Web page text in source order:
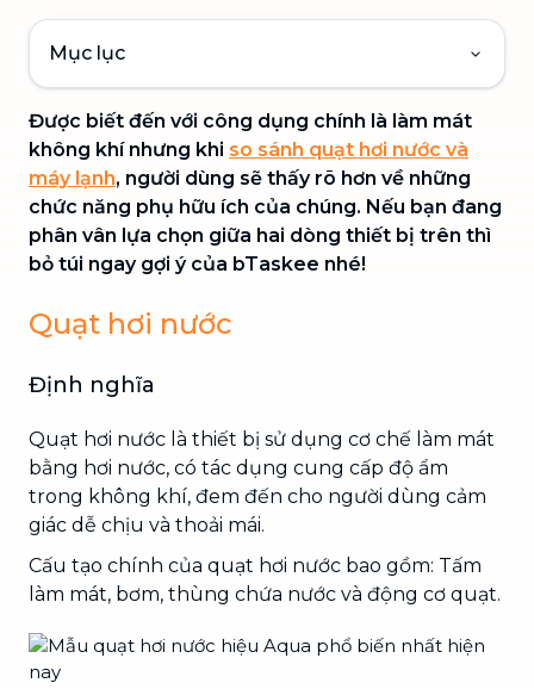
Mục lục
Được biết đến với công dụng chính là làm mát
không khí nhưng khi so sánh quạt hơi nước và
máy lạnh, người dùng sẽ thấy rõ hơn về những
chức năng phụ hữu ích của chúng. Nếu bạn đang
phân vân lựa chọn giữa hai dòng thiết bị trên thì
bỏ túi ngay gợi ý của bTaskee nhé!
Quạt hơi nước
Định nghĩa
Quạt hơi nước là thiết bị sử dụng cơ chế làm mát
bằng hơi nước, có tác dụng cung cấp độ ẩm
trong không khí, đem đến cho người dùng cảm
giác dễ chịu và thoải mái.
Cấu tạo chính của quạt hơi nước bao gồm: Tấm
làm mát, bơm, thùng chứa nước và động cơ quạt.